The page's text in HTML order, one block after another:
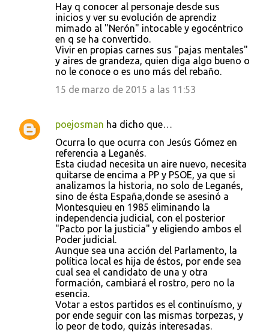
Hay q conocer al personaje desde sus
inicios y ver su evolución de aprendiz
mimado al "Nerón" intocable y egocéntrico
en q se ha convertido.
Vivir en propias carnes sus "pajas mentales"
y aires de grandeza, quien diga algo bueno o
no le conoce o es uno más del rebaño.
15 de marzo de 2015 a las 11:53
poejosman ha dicho que…
Ocurra lo que ocurra con Jesús Gómez en
referencia a Leganés.
Esta ciudad necesita un aire nuevo, necesita
quitarse de encima a PP y PSOE, ya que si
analizamos la historia, no solo de Leganés,
sino de ésta España,donde se asesinó a
Montesquieu en 1985 eliminando la
independencia judicial, con el posterior
"Pacto por la justicia" y eligiendo ambos el
Poder judicial.
Aunque sea una acción del Parlamento, la
política local es hija de éstos, por ende sea
cual sea el candidato de una y otra
formación, cambiará el rostro, pero no la
esencia.
Votar a estos partidos es el continuísmo, y
por ende seguir con las mismas torpezas, y
lo peor de todo, quizás interesadas.